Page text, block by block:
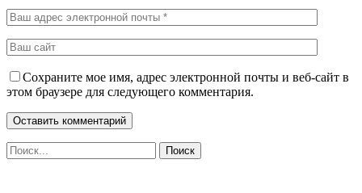
Сохраните мое имя, адрес электронной почты и веб-сайт в
этом браузере для следующего комментария.